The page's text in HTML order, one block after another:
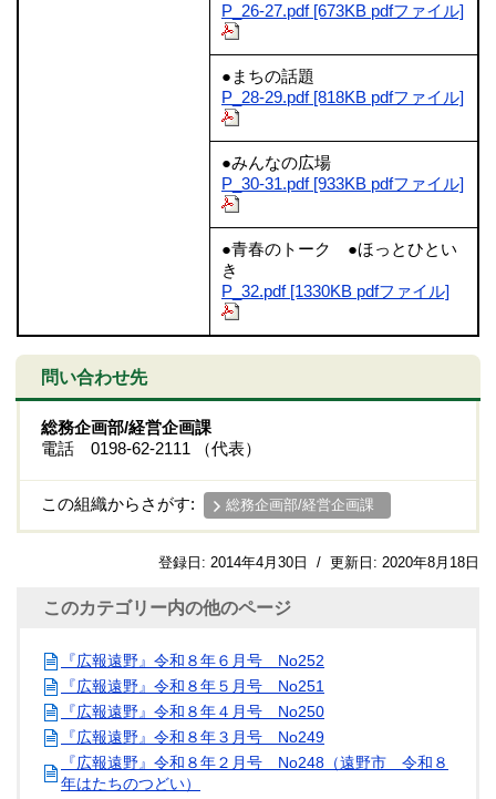
P_26-27.pdf [673KB pdfファイル]
●まちの話題
P_28-29.pdf [818KB pdfファイル]
●みんなの広場
P_30-31.pdf [933KB pdfファイル]
●青春のトーク ●ほっとひとい
き
P_32.pdf [1330KB pdfファイル]
問い合わせ先
総務企画部/経営企画課
電話 0198-62-2111 （代表）
この組織からさがす: 総務企画部/経営企画課
登録日: 2014年4月30日 / 更新日: 2020年8月18日
このカテゴリー内の他のページ
『広報遠野』令和８年６月号 No252
『広報遠野』令和８年５月号 No251
『広報遠野』令和８年４月号 No250
『広報遠野』令和８年３月号 No249
『広報遠野』令和８年２月号 No248（遠野市 令和８
年はたちのつどい）